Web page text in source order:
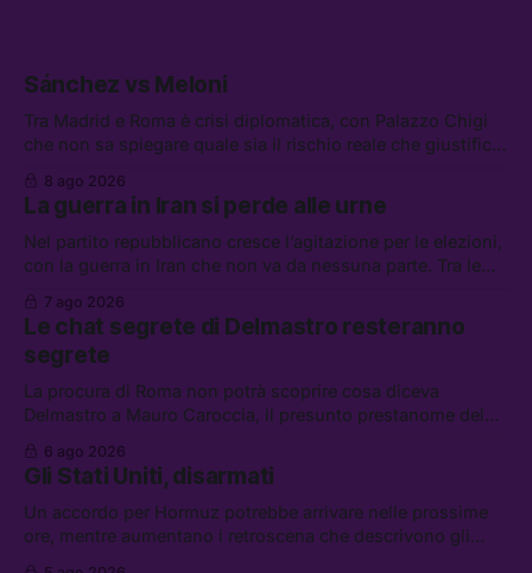
Sánchez vs Meloni
Tra Madrid e Roma è crisi diplomatica, con Palazzo Chigi
che non sa spiegare quale sia il rischio reale che giustifica
di difesa tra Arabia Saudita, Pakistan e Turchia, la crisi del
carburante irregolare, e un altro caso di IA ribelle
8 ago 2026
La guerra in Iran si perde alle urne
Nel partito repubblicano cresce l’agitazione per le elezioni,
con la guerra in Iran che non va da nessuna parte. Tra le
lavoro, Schlein prova a mettere in sicurezza la coalizione, e
che cos’è lo “Spiralismo,” la religione degli agenti IA
7 ago 2026
Le chat segrete di Delmastro resteranno
segrete
La procura di Roma non potrà scoprire cosa diceva
Delmastro a Mauro Caroccia, il presunto prestanome del
attacchi in Libano, il governo chiederà 36 miliardi di
flessibilità in armi e energia, e Grokipedia è già stata
abbandonata
6 ago 2026
Gli Stati Uniti, disarmati
Un accordo per Hormuz potrebbe arrivare nelle prossime
ore, mentre aumentano i retroscena che descrivono gli